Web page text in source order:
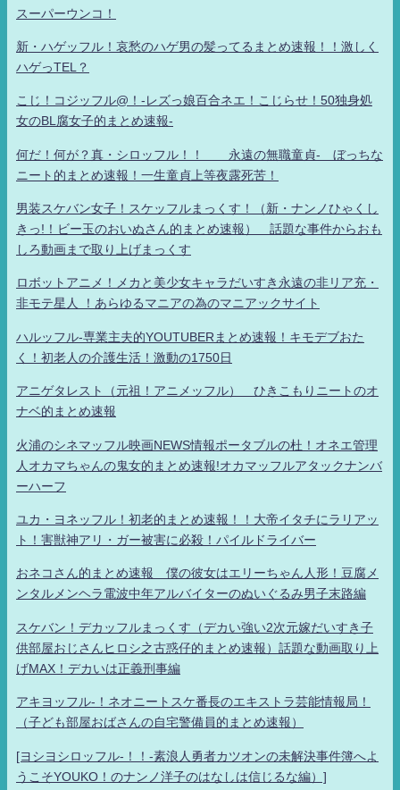
スーパーウンコ！
新・ハゲッフル！哀愁のハゲ男の髪ってるまとめ速報！！激しく
ハゲっTEL？
こじ！コジッフル@！-レズっ娘百合ネエ！こじらせ！50独身処
女のBL腐女子的まとめ速報-
何だ！何が？真・シロッフル！！ 永遠の無職童貞- ぼっちな
ニート的まとめ速報！一生童貞上等夜露死苦！
男装スケバン女子！スケッフルまっくす！（新・ナンノひゃくし
きっ!！ビー玉のおいぬさん的まとめ速報） 話題な事件からおも
しろ動画まで取り上げまっくす
ロボットアニメ！メカと美少女キャラだいすき永遠の非リア充・
非モテ星人 ！あらゆるマニアの為のマニアックサイト
ハルッフル-専業主夫的YOUTUBERまとめ速報！キモデブおた
く！初老人の介護生活！激動の1750日
アニゲタレスト（元祖！アニメッフル） ひきこもりニートのオ
ナベ的まとめ速報
火浦のシネマッフル映画NEWS情報ポータブルの杜！オネエ管理
人オカマちゃんの鬼女的まとめ速報!オカマッフルアタックナンバ
ーハーフ
ユカ・ヨネッフル！初老的まとめ速報！！大帝イタチにラリアッ
ト！害獣神アリ・ガー被害に必殺！パイルドライバー
おネコさん的まとめ速報 僕の彼女はエリーちゃん人形！豆腐メ
ンタルメンヘラ電波中年アルバイターのぬいぐるみ男子末路編
スケバン！デカッフルまっくす（デカい強い2次元嫁だいすき子
供部屋おじさんヒロシ之古惑仔的まとめ速報）話題な動画取り上
げMAX！デカいは正義刑事編
アキヨッフル-！ネオニートスケ番長のエキストラ芸能情報局！
（子ども部屋おばさんの自宅警備員的まとめ速報）
[ヨシヨシロッフル-！！-素浪人勇者カツオンの未解決事件簿へよ
うこそYOUKO！のナンノ洋子のはなしは信じるな編）]